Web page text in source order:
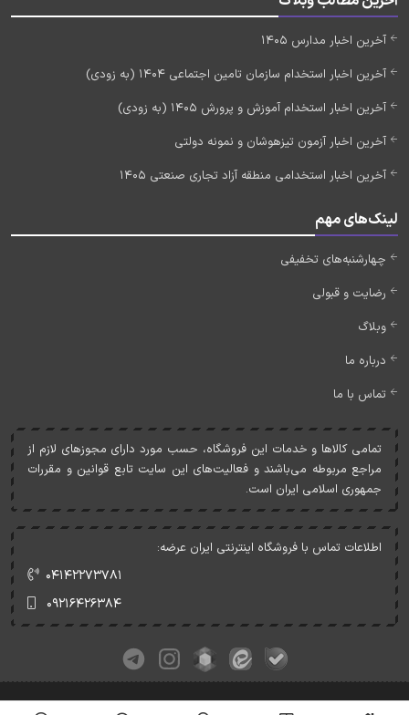
آخرین اخبار مدارس 1405
آخرین اخبار استخدام سازمان تامین اجتماعی 1404 (به زودی)
آخرین اخبار استخدام آموزش و پرورش 1405 (به زودی)
آخرین اخبار آزمون تیزهوشان و نمونه دولتی
آخرین اخبار استخدامی منطقه آزاد تجاری صنعتی 1405
لینک‌های مهم
چهارشنبه‌های تخفیفی
رضایت و قبولی
وبلاگ
درباره ما
تماس با ما
تمامی کالاها و خدمات اين فروشگاه، حسب مورد دارای مجوزهای لازم از
مراجع مربوطه می‌باشند و فعاليت‌های اين سايت تابع قوانين و مقررات
جمهوری اسلامی ايران است.
اطلاعات تماس با فروشگاه اینترنتی ایران عرضه:
۰۴۱۴۲۲۷۳۷۸۱
۰۹۲۱۶۴۲۶۳۸۴